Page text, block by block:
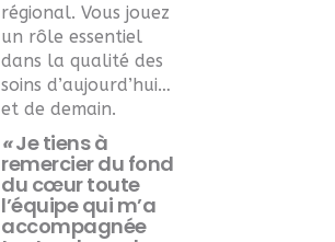
régional. Vous jouez
un rôle essentiel
dans la qualité des
soins d’aujourd’hui…
et de demain.
«Je tiens à
remercier du fond
du cœur toute
l’équipequi m’a
accompagnée